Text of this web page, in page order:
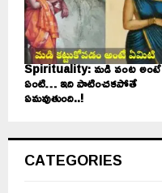
Spirituality: మడి వంట అంటే
ఏంటి… ఇది పాటించకపోతే
ఏమవుతుంది..!
CATEGORIES